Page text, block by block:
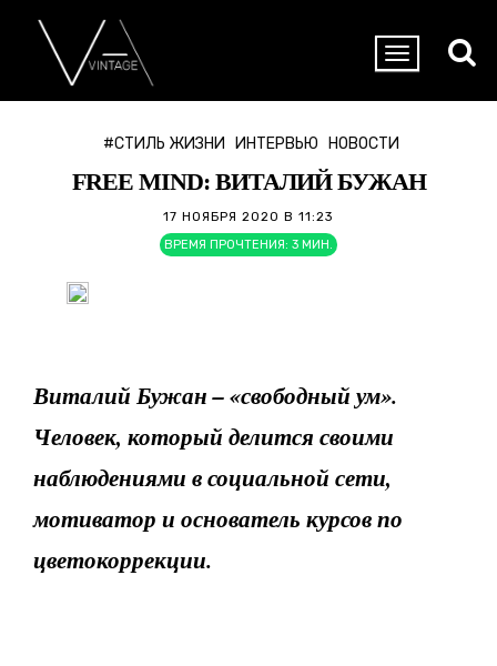
#СТИЛЬ ЖИЗНИ ИНТЕРВЬЮ НОВОСТИ
FREE MIND: ВИТАЛИЙ БУЖАН
17 НОЯБРЯ 2020 В 11:23
ВРЕМЯ ПРОЧТЕНИЯ: 3 МИН.
Виталий Бужан – «свободный ум».
Человек, который делится своими
наблюдениями в социальной сети,
мотиватор и основатель курсов по
цветокоррекции.